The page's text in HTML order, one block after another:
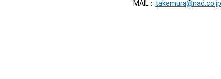
MAIL： takemura@nad.co.jp